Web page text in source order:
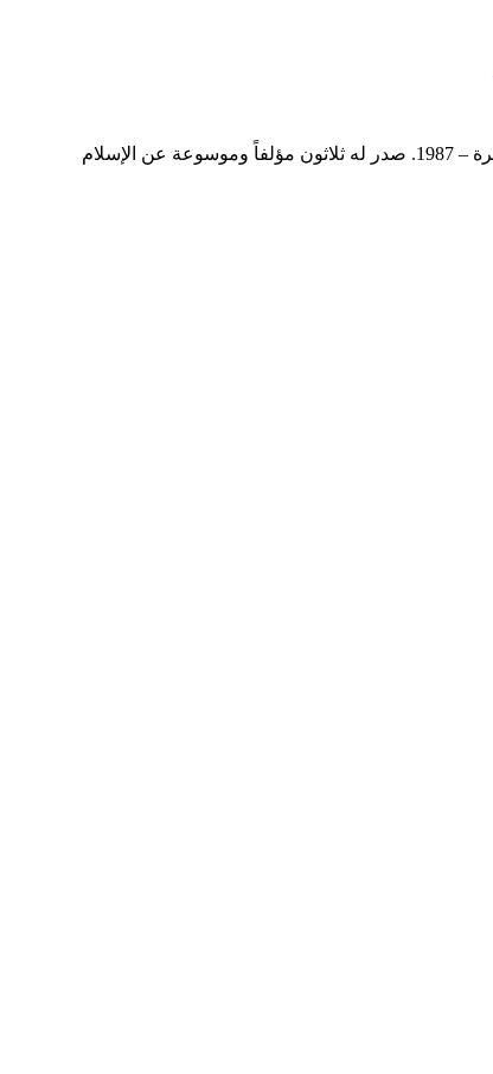
رفعت سيد أحمد كاتب ومفكر قومى من مصر. رئيس مركز يافا للدراسات والأبحاث القاهرة. دكتوراه فى فلسفة العلوم السياسية من جامعة القاهرة – 1987. صدر له ثلاثون مؤلفاً وموسوعة عن الإسلام